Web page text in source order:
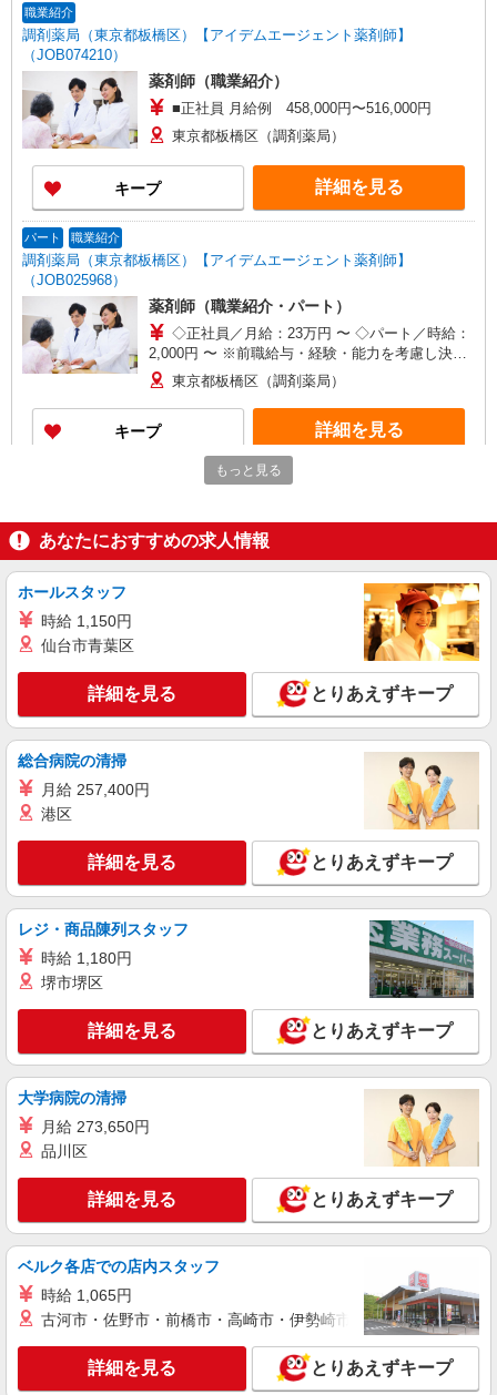
職業紹介
調剤薬局（東京都板橋区）【アイデムエージェント薬剤師】
（JOB074210）
薬剤師（職業紹介）
■正社員 月給例 458,000円〜516,000円
東京都板橋区（調剤薬局）
キープ 詳細を見る
パート 職業紹介
調剤薬局（東京都板橋区）【アイデムエージェント薬剤師】
（JOB025968）
薬剤師（職業紹介・パート）
◇正社員／月給：23万円 〜 ◇パート／時給：
2,000円 〜 ※前職給与・経験・能力を考慮し決定
します。
東京都板橋区（調剤薬局）
キープ 詳細を見る
（JOB032981）
薬剤師（職業紹介・パート）
◇正社員／月給：29〜40万円 ◇パート／時
給：2000〜2200円 ※前職給与・経験・能力を考慮
キープ 詳細を見る
調剤薬局（東京都板橋区）【アイデムエージェント薬剤師】
（JOB013205）
■正社員 450万円以上 ※経験考慮します ■パ
ート 時給：2000円以上
東京都板橋区（調剤薬局）
詳細を見る
職業紹介
調剤薬局（東京都板橋区）【アイデムエージェント薬剤師】
（JOB074210）
薬剤師
■正社員 月給例 458,000円〜516,000円 ※経
験・年齢により優遇 ※管理経験者、30代・40代歓
詳細を見る
正社員 職業紹介
調剤薬局（東京都板橋区）【アイデムエージェント薬剤師】
（JOB067116）
薬剤師（職業紹介・パート）
■正社員 年収400〜550万円 月給250,000円〜
380,000円 ※賞与実績年2回（計4.0か月分） 時間
外手当別途支給、住宅手当、通勤手当 ■パート 時
給2000円以上 ※週30時間以上、ラスト迄出来る
方・土曜出来る方優遇
東京都板橋区市（調剤薬局）
もっと見る
あなたにおすすめの求人情報
ホールスタッフ
時給 1,150円
仙台市青葉区
詳細を見る とりあえずキープ
総合病院の清掃
月給 257,400円
港区
詳細を見る とりあえずキープ
レジ・商品陳列スタッフ
時給 1,180円
堺市堺区
詳細を見る とりあえずキープ
大学病院の清掃
月給 273,650円
品川区
詳細を見る とりあえずキープ
ベルク各店での店内スタッフ
時給 1,065円
古河市・佐野市・前橋市・高崎市・伊勢崎市・太田市・館林市
詳細を見る とりあえずキープ